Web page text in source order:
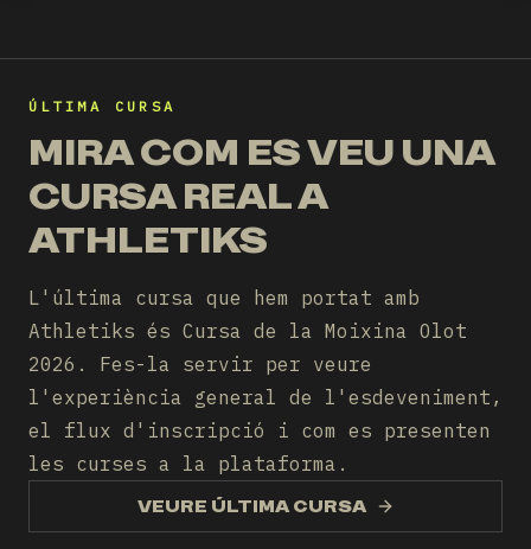
ÚLTIMA CURSA
MIRA COM ES VEU UNA
CURSA REAL A
ATHLETIKS
L'última cursa que hem portat amb
Athletiks és Cursa de la Moixina Olot
2026. Fes-la servir per veure
l'experiència general de l'esdeveniment,
el flux d'inscripció i com es presenten
les curses a la plataforma.
VEURE ÚLTIMA CURSA